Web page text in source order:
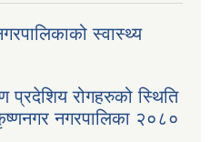
स्वास्थ्य
प्रदेशिय रोगहरुको स्थिति
नगरपालिका २०८०